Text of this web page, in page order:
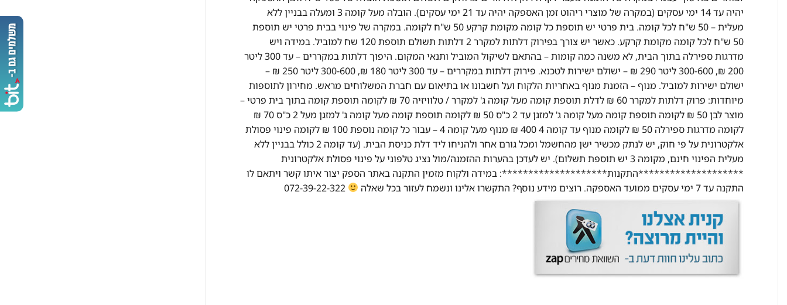
יהיה עד 14 ימי עסקים (במקרה של מוצרי ריהוט זמן האספקה יהיה עד 21 ימי עסקים). הובלה מעל קומה 3 ומעלה בבניין ללא
מעלית – 50 ש"ח לכל קומה. בית פרטי יש תוספת כל קומה מקומת קרקע 50 ש"ח לקומה. במקרה של פינוי בבית פרטי יש תוספת
50 ש"ח לכל קומה מקומת קרקע. כאשר יש צורך בפירוק דלתות למקרר 2 דלתות תשולם תוספת 120 שח למוביל. במידה ויש
מדרגות ספירלה בתוך הבית, לא משנה כמה קומות – בהתאם לשיקול המוביל ותנאי המקום. היפוך דלתות במקררים – עד 300 ליטר
200 ₪, 300-600 ליטר 290 ₪ – ישולם ישירות לטכנא. פירוק דלתות במקררים – עד 300 ליטר 180 ₪, 300-600 ליטר 250 ₪ –
ישולם ישירות למוביל. מנוף – הזמנת מנוף באחריות הלקוח ועל חשבונו או בתיאום עם חברת המשלוחים מראש. מחירון לתוספות
מיוחדות: פרוק דלתות למקרר 60 ₪ לדלת תוספת קומה מעל קומה ג' למקרר / טלוויזיה 70 ₪ לקומה תוספת קומה בתוך בית פרטי –
מוצר לבן 50 ₪ לקומה תוספת קומה מעל קומה ג' למזגן עד 2 כ"ס 50 ₪ לקומה תוספת קומה מעל קומה ג' למזגן מעל 2 כ"ס 70 ₪
לקומה מדרגות ספירלה 50 ₪ לקומה מנוף עד קומה 4 400 ₪ מנוף מעל קומה 4 – עבור כל קומה נוספת 100 ₪ לקומה פינוי פסולת
אלקטרונית על פי חוק, יש לנתק מכשיר ישן מהחשמל ומכל גורם אחר ולהניחו ליד דלת כניסת הבית. (עד קומה 2 כולל בבניין ללא
מעלית הפינוי חינם, מקומה 3 יש תוספת תשלום). יש לעדכן בהערות ההזמנה/מול נציג טלפוני על פינוי פסולת אלקטרונית
********************התקנות********************: במידה ולקוח מזמין התקנה באתר הספק יצור איתו קשר ויתאם לו
התקנה עד 7 ימי עסקים ממועד האספקה. רוצים מידע נוסף? התקשרו אלינו ונשמח לעזור בכל שאלה